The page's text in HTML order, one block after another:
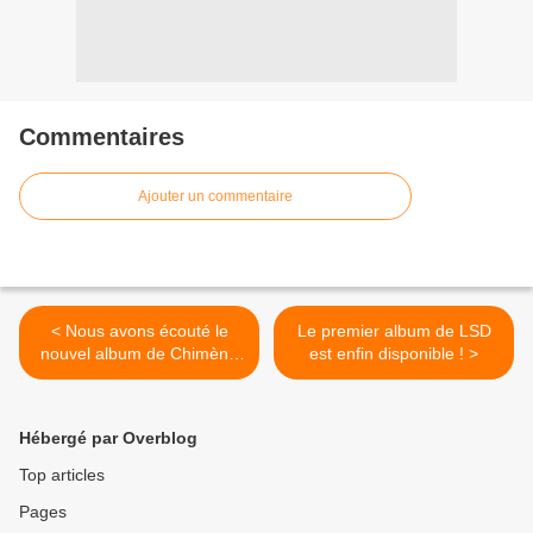
Commentaires
Ajouter un commentaire
< Nous avons écouté le
nouvel album de Chimène
Badi !
Le premier album de LSD
est enfin disponible ! >
Hébergé par Overblog
Top articles
Pages